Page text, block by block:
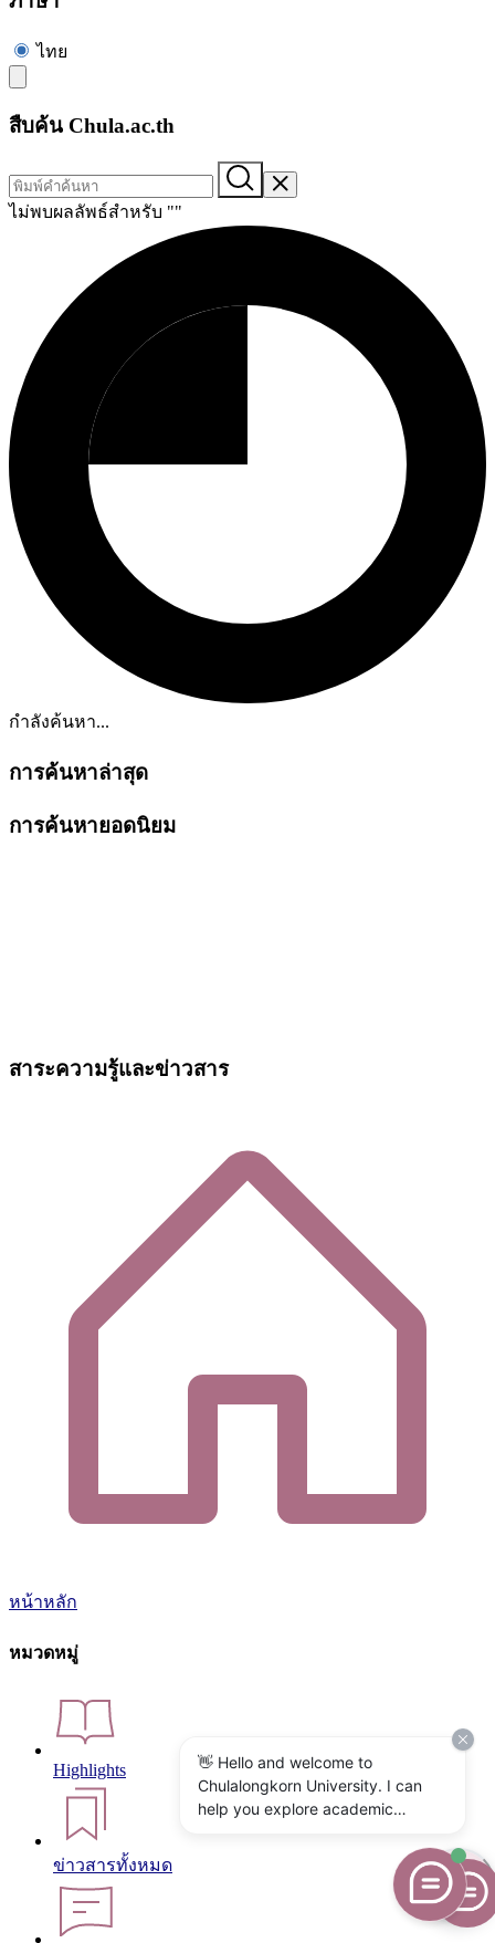
ไทย
สืบค้น Chula.ac.th
ไม่พบผลลัพธ์สำหรับ ""
กำลังค้นหา...
การค้นหาล่าสุด
การค้นหายอดนิยม
สาระความรู้และข่าวสาร
หน้าหลัก
หมวดหมู่
Highlights
ข่าวสารทั้งหมด
👋 Hello and welcome to
Chulalongkorn University. I can
help you explore academic